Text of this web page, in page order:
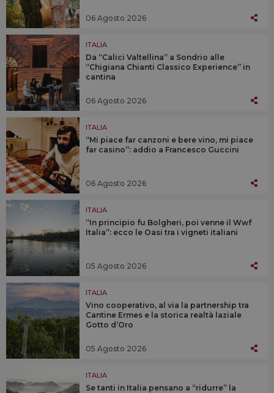
06 Agosto 2026
ITALIA
Da “Calici Valtellina” a Sondrio alle
“Chigiana Chianti Classico Experience” in
cantina
06 Agosto 2026
ITALIA
“Mi piace far canzoni e bere vino, mi piace
far casino”: addio a Francesco Guccini
06 Agosto 2026
ITALIA
“In principio fu Bolgheri, poi venne il Wwf
Italia”: ecco le Oasi tra i vigneti italiani
05 Agosto 2026
ITALIA
Vino cooperativo, al via la partnership tra
Cantine Ermes e la storica realtà laziale
Gotto d’Oro
05 Agosto 2026
ITALIA
Se tanti in Italia pensano a “ridurre” la